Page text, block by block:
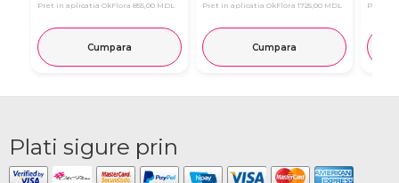
Pret in aplicatia OkFlora 855,00 MDL
Cumpara
Pret in aplicatia OkFlora 1725,00 MDL
Cumpara
Pret in
Plati sigure prin